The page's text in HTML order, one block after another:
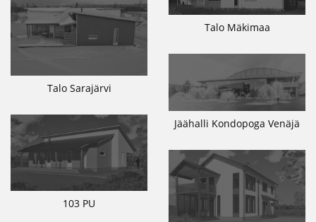
Talo Mäkimaa
Talo Sarajärvi
Jäähalli Kondopoga Venäjä
103 PU